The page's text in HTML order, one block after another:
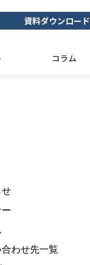
資料ダウンロード
コラム
せ
わせ先一覧